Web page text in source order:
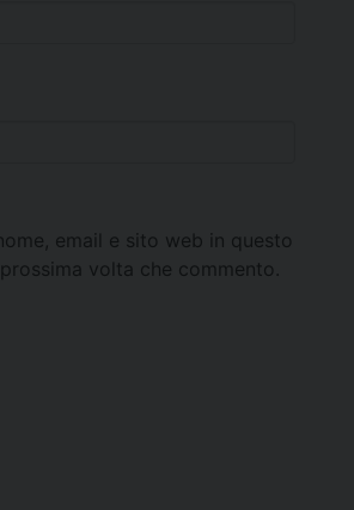
email e sito web in questo
volta che commento.